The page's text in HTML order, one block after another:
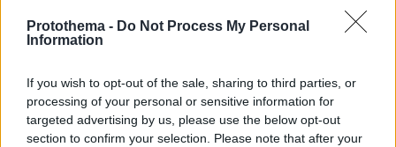
Protothema - Do Not Process My Personal
Information
If you wish to opt-out of the sale, sharing to third parties, or
processing of your personal or sensitive information for
targeted advertising by us, please use the below opt-out
section to confirm your selection. Please note that after your
07.08.2026, 07:19